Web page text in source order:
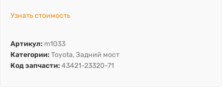
Узнать стоимость
Артикул: m1033
Категории: Toyota,Задний мост
Код запчасти: 43421-23320-71